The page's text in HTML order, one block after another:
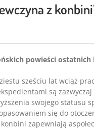
z
powieści ostatnich
sześciu lat wciąż
są
swojego statusu
się do
zapewniają